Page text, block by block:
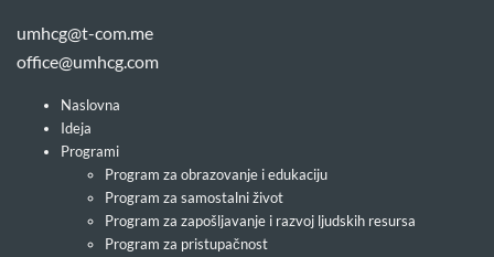
umhcg@t-com.me
office@umhcg.com
Naslovna
Ideja
Programi
Program za obrazovanje i edukaciju
Program za samostalni život
Program za zapošljavanje i razvoj ljudskih resursa
Program za pristupačnost